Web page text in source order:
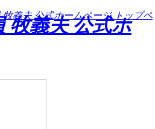
牧義夫 公式ホ
牧義夫 公式ホームページ トップペ